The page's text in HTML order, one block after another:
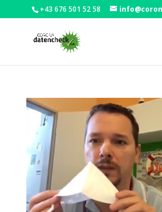
+43 676 501 52 58